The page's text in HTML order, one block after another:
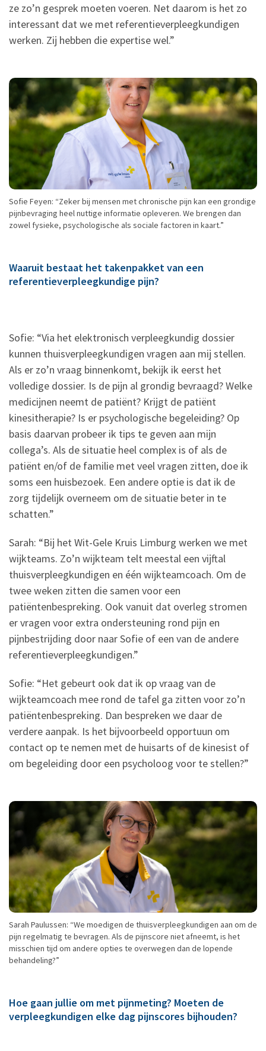
ze zo’n gesprek moeten voeren. Net daarom is het zo
interessant dat we met referentieverpleegkundigen
werken. Zij hebben die expertise wel.”
Sofie Feyen: “Zeker bij mensen met chronische pijn kan een grondige
pijnbevraging heel nuttige informatie opleveren. We brengen dan
zowel fysieke, psychologische als sociale factoren in kaart.”
Waaruit bestaat het takenpakket van een
referentieverpleegkundige pijn?
Sofie: “Via het elektronisch verpleegkundig dossier
kunnen thuisverpleegkundigen vragen aan mij stellen.
Als er zo’n vraag binnenkomt, bekijk ik eerst het
volledige dossier. Is de pijn al grondig bevraagd? Welke
medicijnen neemt de patiënt? Krijgt de patiënt
kinesitherapie? Is er psychologische begeleiding? Op
basis daarvan probeer ik tips te geven aan mijn
collega’s. Als de situatie heel complex is of als de
patiënt en/of de familie met veel vragen zitten, doe ik
soms een huisbezoek. Een andere optie is dat ik de
zorg tijdelijk overneem om de situatie beter in te
schatten.”
Sarah: “Bij het Wit-Gele Kruis Limburg werken we met
wijkteams. Zo’n wijkteam telt meestal een vijftal
thuisverpleegkundigen en één wijkteamcoach. Om de
twee weken zitten die samen voor een
patiëntenbespreking. Ook vanuit dat overleg stromen
er vragen voor extra ondersteuning rond pijn en
pijnbestrijding door naar Sofie of een van de andere
referentieverpleegkundigen.”
Sofie: “Het gebeurt ook dat ik op vraag van de
wijkteamcoach mee rond de tafel ga zitten voor zo’n
patiëntenbespreking. Dan bespreken we daar de
verdere aanpak. Is het bijvoorbeeld opportuun om
contact op te nemen met de huisarts of de kinesist of
om begeleiding door een psycholoog voor te stellen?”
Sarah Paulussen: “We moedigen de thuisverpleegkundigen aan om de
pijn regelmatig te bevragen. Als de pijnscore niet afneemt, is het
misschien tijd om andere opties te overwegen dan de lopende
behandeling?”
Hoe gaan jullie om met pijnmeting? Moeten de
verpleegkundigen elke dag pijnscores bijhouden?